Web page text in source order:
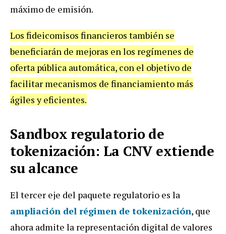
máximo de emisión.
Los fideicomisos financieros también se
beneficiarán de mejoras en los regímenes de
oferta pública automática, con el objetivo de
facilitar mecanismos de financiamiento más
ágiles y eficientes.
Sandbox regulatorio de
tokenización: La CNV extiende
su alcance
El tercer eje del paquete regulatorio es la
ampliación del régimen de tokenización, que
ahora admite la representación digital de valores